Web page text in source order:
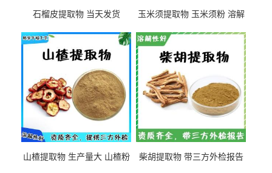
石榴皮提取物 当天发货
玉米须提取物 玉米须粉 溶解
山楂提取物 生产量大 山楂粉 柴胡提取物 带三方外检报告